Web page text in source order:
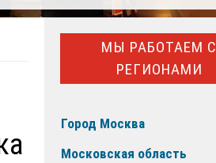
МЫ РАБОТАЕМ С
РЕГИОНАМИ
Город Москва
Московская область